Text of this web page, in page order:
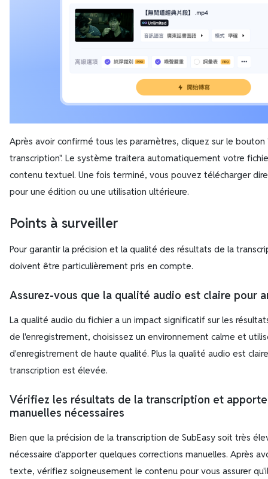
Après avoir confirmé tous les paramètres, cliquez sur le bouton
transcription". Le système traitera automatiquement votre
contenu textuel. Une fois terminé, vous pouvez télécharger
pour une édition ou une utilisation ultérieure.
Points à surveiller
Pour garantir la précision et la qualité des résultats de la
doivent être particulièrement pris en compte.
Assurez-vous que la qualité audio est claire pour
La qualité audio du fichier a un impact significatif sur les
de l'enregistrement, choisissez un environnement calme et
d'enregistrement de haute qualité. Plus la qualité audio est
transcription est élevée.
Vérifiez les résultats de la transcription et
manuelles nécessaires
Bien que la précision de la transcription de SubEasy soit très
nécessaire d'apporter quelques corrections manuelles. Après
texte, vérifiez soigneusement le contenu pour vous assurer